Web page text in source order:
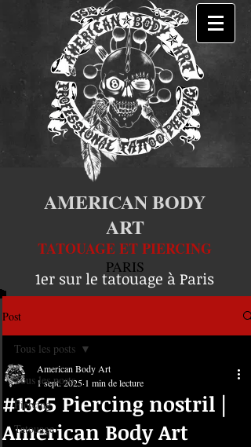
AMERICAN BODY
ART
TATOUAGE ET PIERCING
PARIS
1er sur le tatouage à Paris
Post
Tous les posts
Piercing
Tatouage
Tous les posts
#1365 Piercing nostril |
American Body Art
American Body Art
1 sept. 2025 1 min de lecture